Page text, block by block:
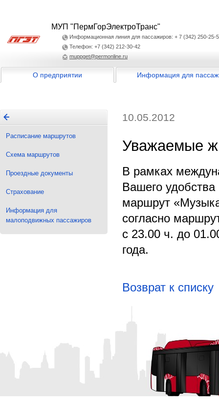
МУП "ПермГорЭлектроТранс"
Информационная линия для пассажиров: + 7 (342) 250-25-
Телефон: +7 (342) 212-30-42
muppget@permonline.ru
О предприятии Информация для
Расписание маршрутов
Схема маршрутов
Проездные документы
Страхование
Информация для
малоподвижных пассажиров
10.05.2012
Уважаемые
В рамках
Вашего
маршрут
согласно
с 23.00 ч. до
года.
Возврат к списку